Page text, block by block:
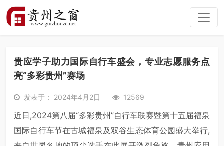
贵应学子助力国际自行车盛会，专业志愿服务点
亮“多彩贵州”赛场
发表于： 2024年4月2日 12569
近日,2024第八届“多彩贵州”自行车联赛暨第十五届福泉
国际自行车节在古城福泉及双谷生态体育公园盛大举行,